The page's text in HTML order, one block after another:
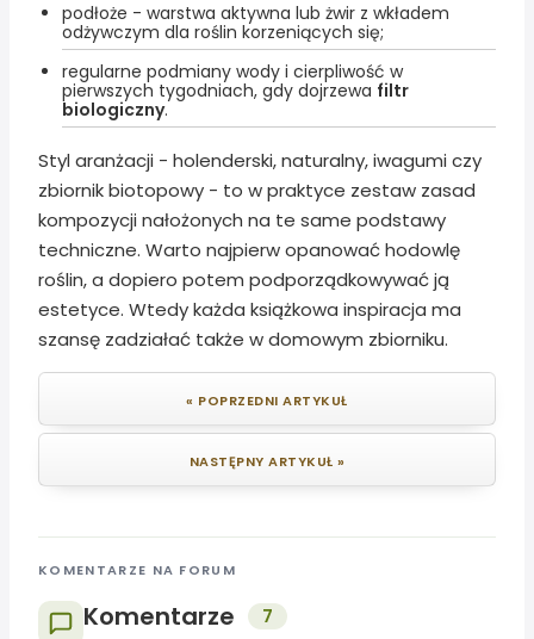
podłoże - warstwa aktywna lub żwir z wkładem
odżywczym dla roślin korzeniących się;
regularne podmiany wody i cierpliwość w
pierwszych tygodniach, gdy dojrzewa filtr
biologiczny.
Styl aranżacji - holenderski, naturalny, iwagumi czy
zbiornik biotopowy - to w praktyce zestaw zasad
kompozycji nałożonych na te same podstawy
techniczne. Warto najpierw opanować hodowlę
roślin, a dopiero potem podporządkowywać ją
estetyce. Wtedy każda książkowa inspiracja ma
szansę zadziałać także w domowym zbiorniku.
« POPRZEDNI ARTYKUŁ
NASTĘPNY ARTYKUŁ »
KOMENTARZE NA FORUM
Komentarze
7